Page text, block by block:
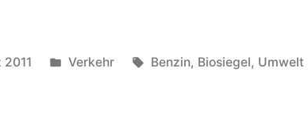
Veröffentlicht
Verkehr Schlagwörter:
Benzin, Biosiegel, Umwelt